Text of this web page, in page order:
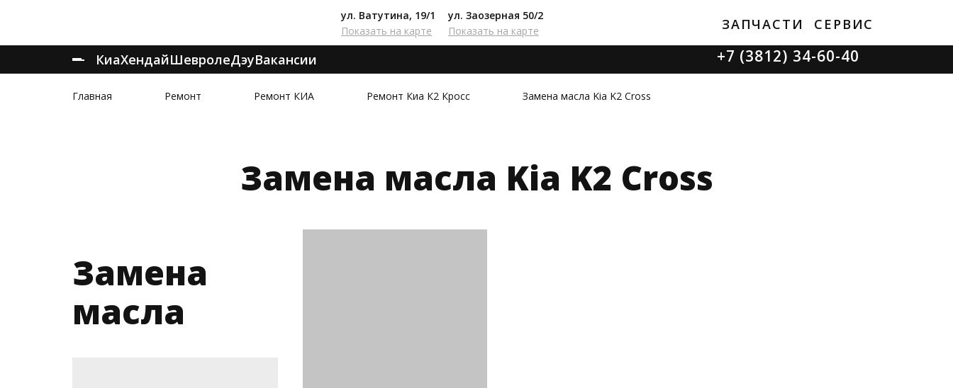
ул. Ватутина, 19/1
Показать на карте
ул. Заозерная 50/2
Показать на карте
ЗАПЧАСТИ СЕРВИС
КиаХендайШевролеДэуВакансии +7 (3812) 34-60-40
Главная Ремонт Ремонт КИА Ремонт Киа К2 Кросс Замена масла Kia K2 Cross
Замена масла Kia K2 Cross
Замена
масла